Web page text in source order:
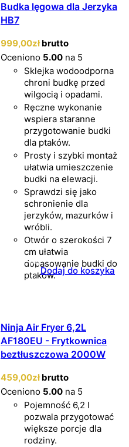
Budka lęgowa dla Jerzyka
HB7
999,00zł brutto
Oceniono 5.00 na 5
Sklejka wodoodporna
chroni budkę przed
wilgocią i opadami.
Ręczne wykonanie
wspiera staranne
przygotowanie budki
dla ptaków.
Prosty i szybki montaż
ułatwia umieszczenie
budki na elewacji.
Sprawdzi się jako
schronienie dla
jerzyków, mazurków i
wróbli.
Otwór o szerokości 7
cm ułatwia
dopasowanie budki do
ptaków.Dodaj do koszyka
Ninja Air Fryer 6,2L
AF180EU - Frytkownica
beztłuszczowa 2000W
459,00zł brutto
Oceniono 5.00 na 5
Pojemność 6,2 l
pozwala przygotować
większe porcje dla
rodziny.